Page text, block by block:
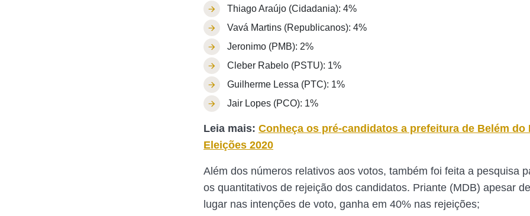
Thiago Araújo (Cidadania): 4%
Vavá Martins (Republicanos): 4%
Jeronimo (PMB): 2%
Cleber Rabelo (PSTU): 1%
Guilherme Lessa (PTC): 1%
Jair Lopes (PCO): 1%
Leia mais: Conheça os pré-candidatos a prefeitura de Belém do
Eleições 2020
Além dos números relativos aos votos, também foi feita a pesquisa
os quantitativos de rejeição dos candidatos. Priante (MDB) apesar
lugar nas intenções de voto, ganha em 40% nas rejeições;